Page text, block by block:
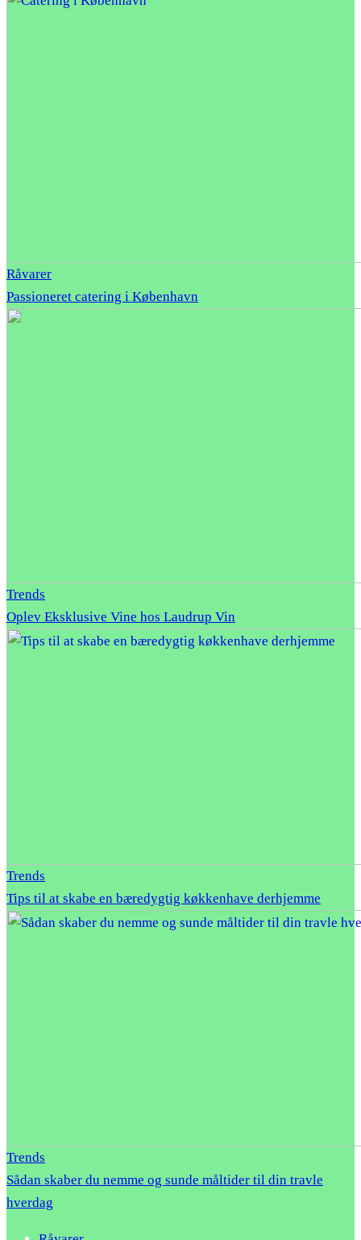
Råvarer
Passioneret catering i København
Trends
Oplev Eksklusive Vine hos Laudrup Vin
Trends
Tips til at skabe en bæredygtig køkkenhave derhjemme
Trends
Sådan skaber du nemme og sunde måltider til din travle
hverdag